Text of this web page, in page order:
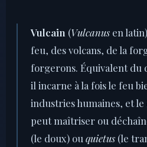
Vulcain (Vulcanus en
feu, des volcans, de la
forgerons. Équivalent du
il incarne à la fois le feu
industries humaines, et
peut maîtriser ou
(le doux) ou quietus (le